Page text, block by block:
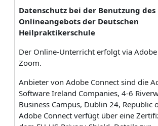
Datenschutz bei der Benutzung des
Onlineangebots der Deutschen
Heilpraktikerschule
Der Online-Unterricht erfolgt via
Zoom.
Anbieter von Adobe Connect sind die
Software Ireland Companies, 4-6
Business Campus, Dublin 24, Republic
Adobe Connect verfügt über eine